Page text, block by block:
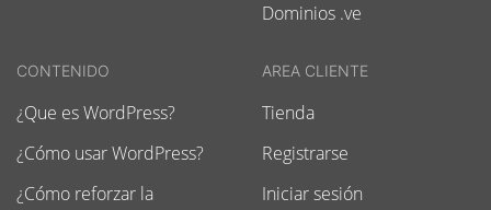
Dominios .ve
CONTENIDO
¿Que es WordPress?
¿Cómo usar WordPress?
¿Cómo reforzar la
AREA CLIENTE
Tienda
Registrarse
Iniciar sesión